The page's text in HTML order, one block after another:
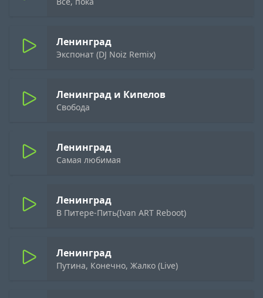
Ленинград
Экспонат (DJ Noiz Remix)
Ленинград и Кипелов
Свобода
Ленинград
Самая любимая
Ленинград
В Питере-Пить(Ivan ART Reboot)
Ленинград
Путина, Конечно, Жалко (Live)